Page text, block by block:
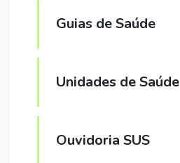
Guias de Saúde
Unidades de Saúde
Ouvidoria SUS